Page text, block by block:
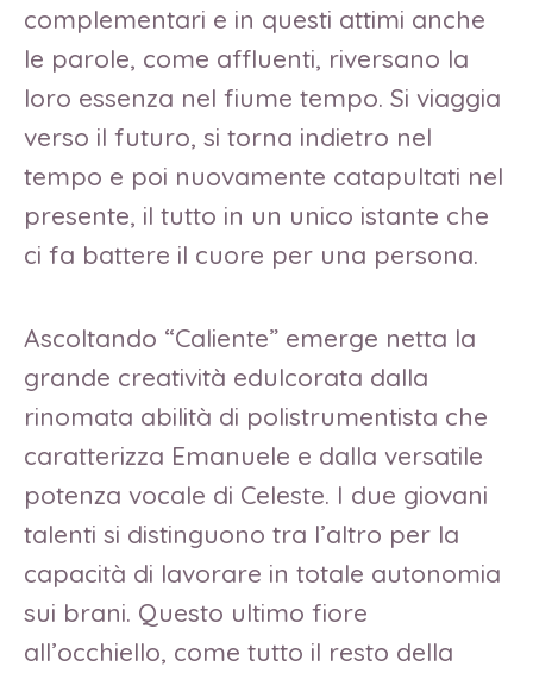
complementari e in questi attimi anche
le parole, come affluenti, riversano la
loro essenza nel fiume tempo. Si viaggia
verso il futuro, si torna indietro nel
tempo e poi nuovamente catapultati nel
presente, il tutto in un unico istante che
ci fa battere il cuore per una persona.
Ascoltando “Caliente” emerge netta la
grande creatività edulcorata dalla
rinomata abilità di polistrumentista che
caratterizza Emanuele e dalla versatile
potenza vocale di Celeste. I due giovani
talenti si distinguono tra l’altro per la
capacità di lavorare in totale autonomia
sui brani. Questo ultimo fiore
all’occhiello, come tutto il resto della